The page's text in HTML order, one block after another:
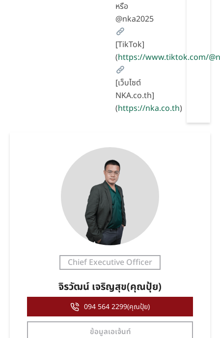
หรือ
@nka2025
[TikTok]
(https://www.tiktok.com/
[เว็บไซต์
NKA.co.th]
(https://nka.co.th)
Chief Executive Officer
จิรวัฒน์ เจริญสุข(คุณปุ้ย)
094 564 2299(คุณปุ้ย)
ข้อมูลเอเจ้นท์